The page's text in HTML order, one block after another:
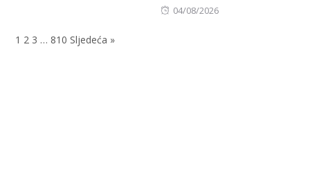
Posted
04/08/2026
1 2 3 … 810 Sljedeća »